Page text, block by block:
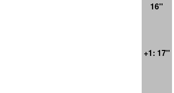
16''
+1: 17''